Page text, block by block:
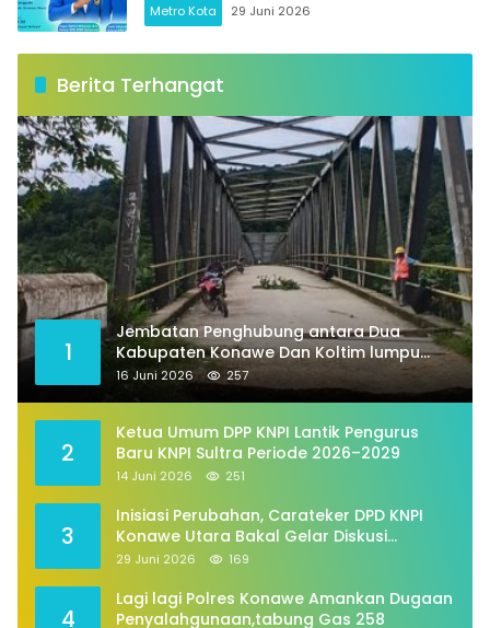
Metro Kota 29 Juni 2026
Berita Terhangat
1
Jembatan Penghubung antara Dua
Kabupaten Konawe Dan Koltim lumpu
total
16 Juni 2026 257
2
Ketua Umum DPP KNPI Lantik Pengurus
Baru KNPI Sultra Periode 2026–2029
14 Juni 2026 251
3
Inisiasi Perubahan, Carateker DPD KNPI
Konawe Utara Bakal Gelar Diskusi
Pemuda
29 Juni 2026 169
4
Lagi lagi Polres Konawe Amankan Dugaan
Penyalahgunaan,tabung Gas 258